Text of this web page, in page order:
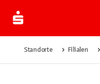
Standorte Filialen